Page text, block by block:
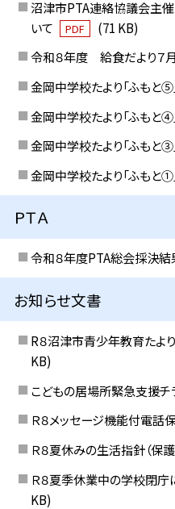
沼津市PTA連絡協議会主
いて
PDF
(71 KB)
令和８年度 給食だより７
金岡中学校たより「ふもと⑤
金岡中学校たより「ふもと④
金岡中学校たより「ふもと③
金岡中学校たより「ふもと①
ＰＴＡ
令和８年度PTA総会採決結
お知らせ文書
R８沼津市青少年教育たより
KB)
こどもの居場所緊急支援チ
Ｒ８メッセージ機能付電話
Ｒ８夏休みの生活指針（保護
Ｒ８夏季休業中の学校閉庁
KB)